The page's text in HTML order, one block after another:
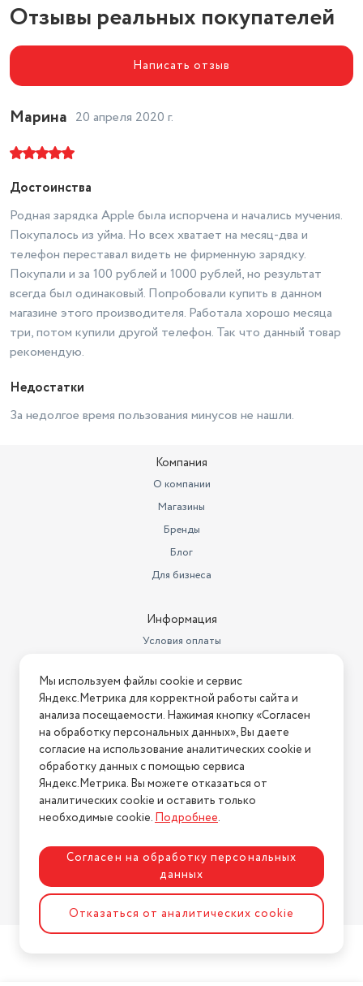
Отзывы реальных покупателей
Написать отзыв
Марина 20 апреля 2020 г.
Достоинства
Родная зарядка Apple была испорчена и начались мучения.
Покупалось из уйма. Но всех хватает на месяц-два и
телефон переставал видеть не фирменную зарядку.
Покупали и за 100 рублей и 1000 рублей, но результат
всегда был одинаковый. Попробовали купить в данном
магазине этого производителя. Работала хорошо месяца
три, потом купили другой телефон. Так что данный товар
рекомендую.
Недостатки
За недолгое время пользования минусов не нашли.
Компания
О компании
Магазины
Бренды
Блог
Для бизнеса
Информация
Условия оплаты
Условия возврата
Нашли ошибку на сайте? Напишите нам
2026 © Интернет-магазин "АстМаркет". У нас есть всё!
Политика конфиденциальности
Разработка сайтаASTDESIGN
Мы используем файлы cookie и сервис
Яндекс.Метрика для корректной работы сайта и
анализа посещаемости. Нажимая кнопку «Согласен
на обработку персональных данных», Вы даете
согласие на использование аналитических cookie и
обработку данных с помощью сервиса
Яндекс.Метрика. Вы можете отказаться от
аналитических cookie и оставить только
необходимые cookie.Подробнее.
Согласен на обработку персональных
данных
Отказаться от аналитических cookie